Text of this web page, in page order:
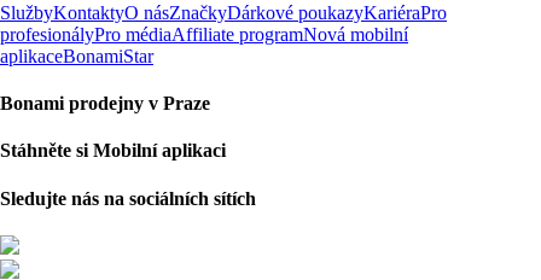
SlužbyKontaktyO násZnačkyDárkové poukazyKariéraPro
profesionályPro médiaAffiliate programNová mobilní
aplikaceBonamiStar
Bonami prodejny v Praze
Stáhněte si Mobilní aplikaci
Sledujte nás na sociálních sítích